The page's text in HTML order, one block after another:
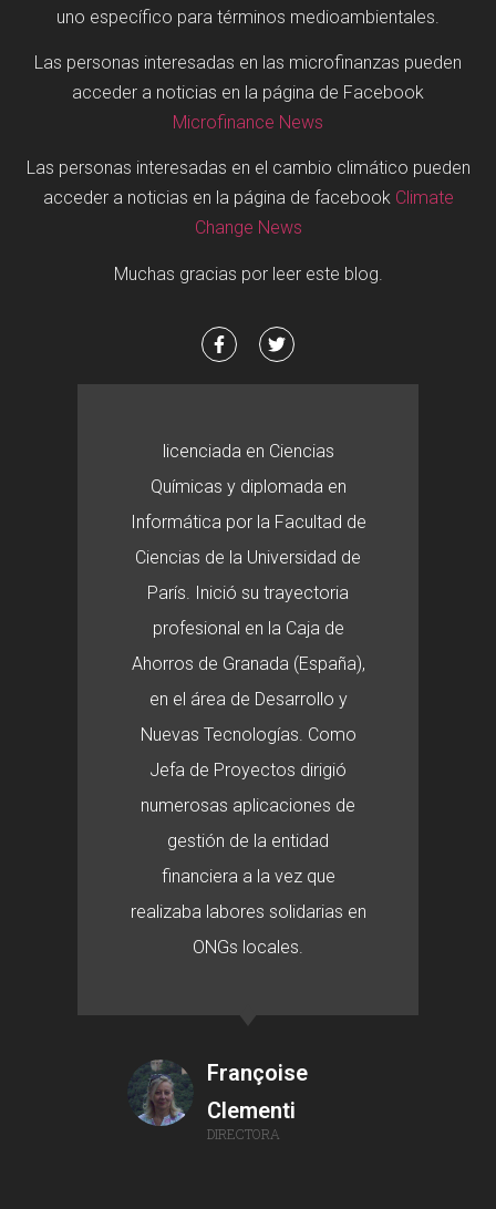
uno específico para términos medioambientales.
Las personas interesadas en las microfinanzas pueden
acceder a noticias en la página de Facebook
Microfinance News
Las personas interesadas en el cambio climático pueden
acceder a noticias en la página de facebook Climate
Change News
Muchas gracias por leer este blog.
licenciada en Ciencias
Químicas y diplomada en
Informática por la Facultad de
Ciencias de la Universidad de
París. Inició su trayectoria
profesional en la Caja de
Ahorros de Granada (España),
en el área de Desarrollo y
Nuevas Tecnologías. Como
Jefa de Proyectos dirigió
numerosas aplicaciones de
gestión de la entidad
financiera a la vez que
realizaba labores solidarias en
ONGs locales.
Françoise
Clementi
DIRECTORA